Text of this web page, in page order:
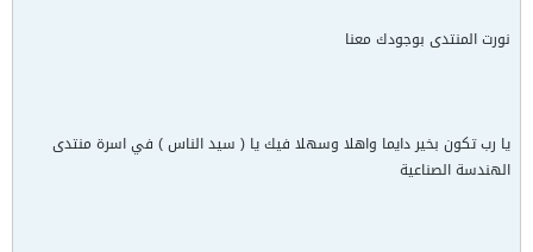
نورت المنتدى بوجودك معنا
يا رب تكون بخير دايما واهلا وسهلا فيك يا ( سيد الناس ) في اسرة منتدى
الهندسة الصناعية